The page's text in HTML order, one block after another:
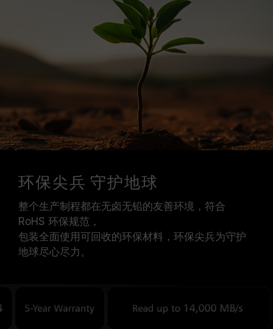
环保尖兵 守护地球
整个生产制程都在无卤无铅的友善环境，符合
RoHS 环保规范，
包装全面使用可回收的环保材料，环保尖兵为守护
地球尽心尽力。